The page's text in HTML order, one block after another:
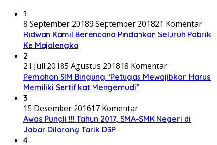
1
8 September 20189 September 201821 Komentar
Ridwan Kamil Berencana Pindahkan Seluruh Pabrik
Ke Majalengka
2
21 Juli 20185 Agustus 201818 Komentar
Pemohon SIM Bingung “Petugas Mewajibkan Harus
Memiliki Sertifikat Mengemudi”
3
15 Desember 201617 Komentar
Awas Pungli !!! Tahun 2017, SMA-SMK Negeri di
Jabar Dilarang Tarik DSP
4